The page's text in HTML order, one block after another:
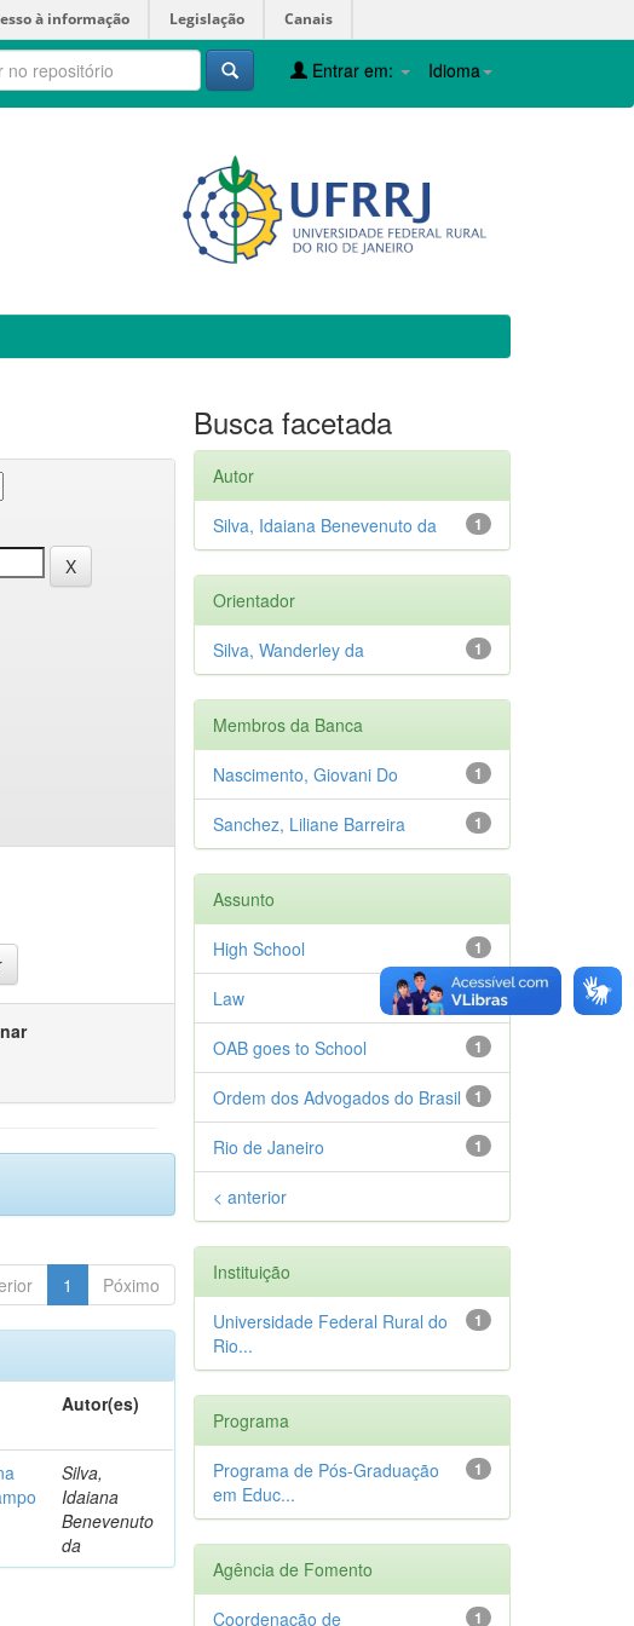
à informação Legislação Canais
Idioma
Entrar em:
1 Póximo
Autor(es)
Silva,
Idaiana
Benevenuto
da
Busca facetada
Autor
1
Silva, Idaiana Benevenuto da
Orientador
1
Silva, Wanderley da
Membros da Banca
1
Nascimento, Giovani Do
1
Sanchez, Liliane Barreira
Assunto
1
High School
1
Law
1
OAB goes to School
1
Ordem dos Advogados do Brasil
1
Rio de Janeiro
< anterior
Instituição
1
Universidade Federal Rural do
Rio...
Programa
1
Programa de Pós-Graduação
em Educ...
Agência de Fomento
1
Coordenação de